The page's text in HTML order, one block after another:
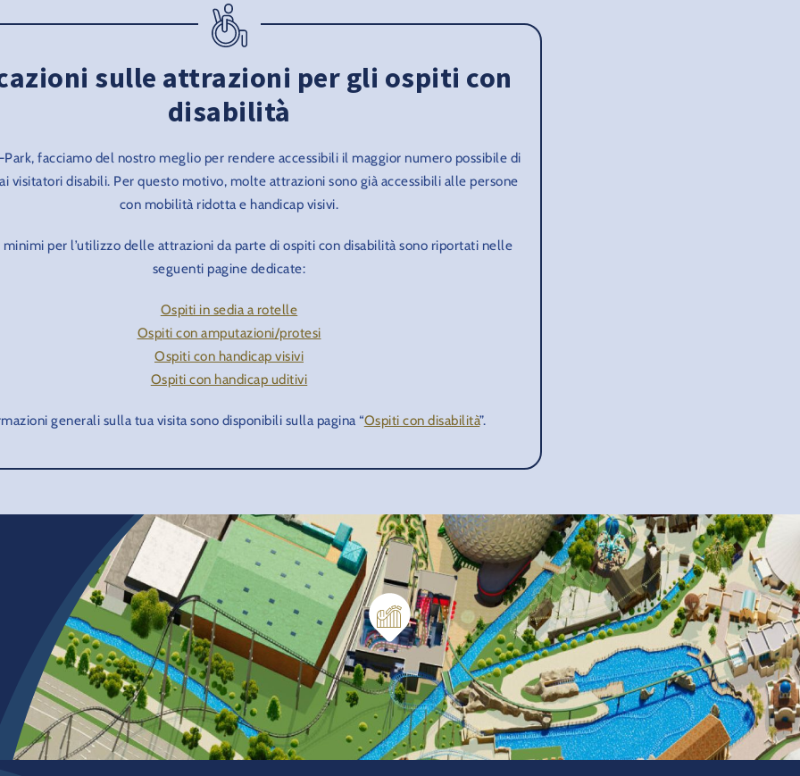
sulle attrazioni per gli ospiti con
disabilità
Park, facciamo del nostro meglio per rendere accessibili il maggior numero possibile di
visitatori disabili. Per questo motivo, molte attrazioni sono già accessibili alle persone
con mobilità ridotta e handicap visivi.
minimi per l’utilizzo delle attrazioni da parte di ospiti con disabilità sono riportati nelle
seguenti pagine dedicate:
Ospiti in sedia a rotelle
Ospiti con amputazioni/protesi
Ospiti con handicap visivi
Ospiti con handicap uditivi
generali sulla tua visita sono disponibili sulla pagina “Ospiti con disabilità”.